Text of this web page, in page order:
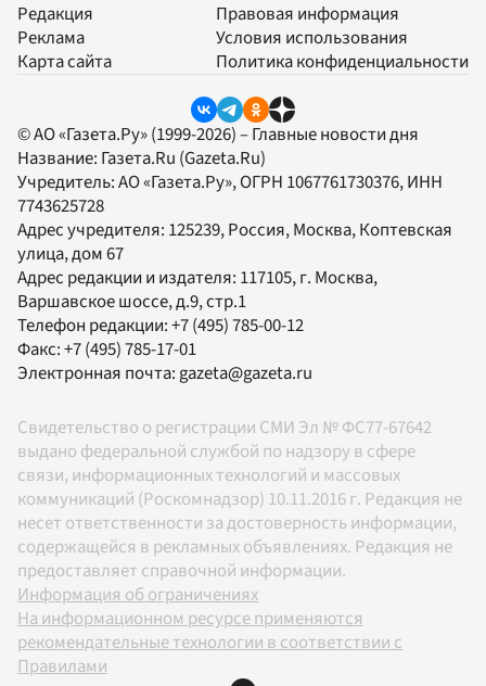
Редакция
Реклама
Карта сайта
Правовая информация
Условия использования
Политика конфиденциальности
© АО «Газета.Ру» (1999-2026) – Главные новости дня
Название: Газета.Ru (Gazeta.Ru)
Учредитель:АО «Газета.Ру», ОГРН 1067761730376, ИНН
7743625728
Адрес учредителя: 125239, Россия, Москва, Коптевская
улица, дом 67
Адрес редакции и издателя: 117105, г. Москва,
Варшавское шоссе, д.9, стр.1
Телефон редакции:+7 (495) 785-00-12
Факс:+7 (495) 785-17-01
Электронная почта: gazeta@gazeta.ru
Свидетельство о регистрации СМИ Эл № ФС77-67642
выдано федеральной службой по надзору в сфере
связи, информационных технологий и массовых
коммуникаций (Роскомнадзор) 10.11.2016 г. Редакция не
несет ответственности за достоверность информации,
содержащейся в рекламных объявлениях. Редакция не
предоставляет справочной информации.
Информация об ограничениях
На информационном ресурсе применяются
рекомендательные технологии в соответствии с
Правилами